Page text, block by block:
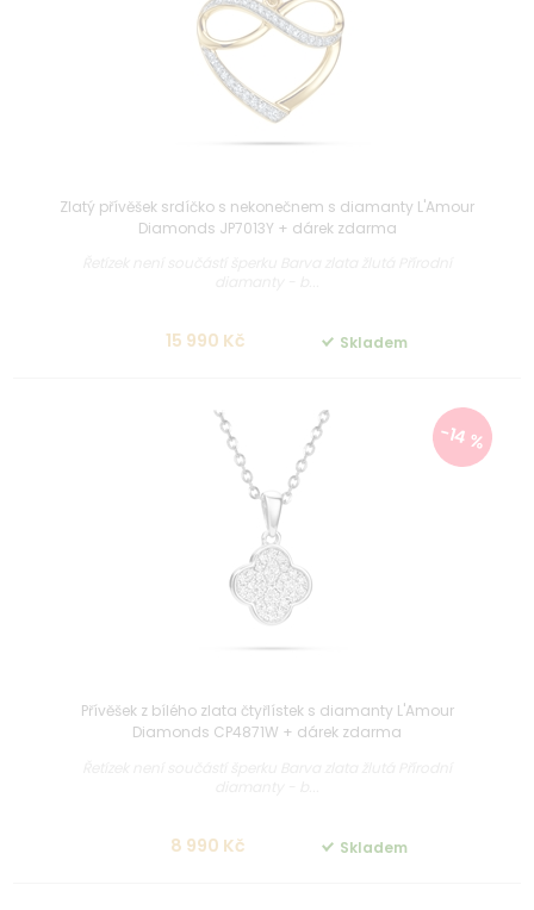
Zlatý přívěšek srdíčko s nekonečnem s diamanty L'Amour
Diamonds JP7013Y + dárek zdarma
15 990 Kč Skladem
-14 %
Přívěšek z bílého zlata čtyřlístek s diamanty L'Amour
Diamonds CP4871W + dárek zdarma
8 990 Kč Skladem